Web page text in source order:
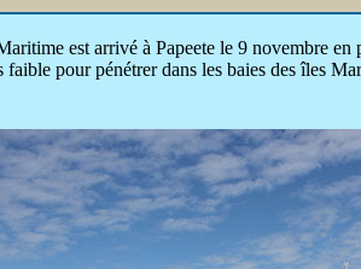
est arrivé à Papeete le 9 novembre
pour pénétrer dans les baies des îles